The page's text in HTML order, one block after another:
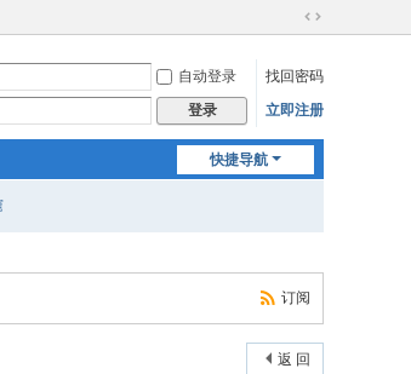
切
到
宽
自动登录
找回密码
登录 立即注册
快捷导航
订阅
返 回